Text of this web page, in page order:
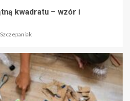
kwadratu – wzór i